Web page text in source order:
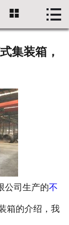
首页
案例
中心
介绍
 
集装箱，
司生产的不
箱的介绍，我